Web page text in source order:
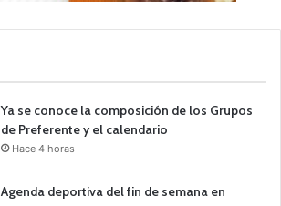
Ya se conoce la composición de los Grupos
de Preferente y el calendario
Hace 4 horas
Agenda deportiva del fin de semana en